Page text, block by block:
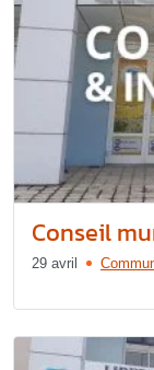
Conseil
29 avril